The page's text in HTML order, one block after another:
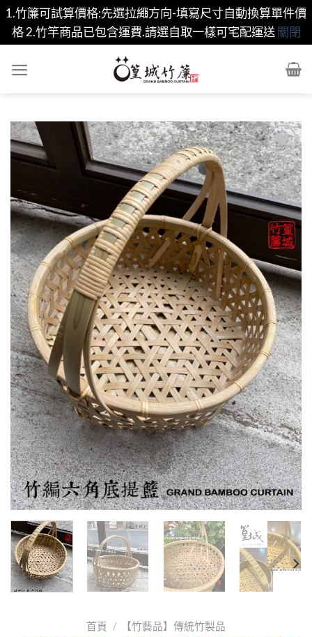
1.竹簾可試算價格:先選拉繩方向-填寫尺寸自動換算單件價
格 2.竹竿商品已包含運費.請選自取一樣可宅配運送 關閉
content
Add to
wishlist
首頁 / 【竹藝品】傳統竹製品